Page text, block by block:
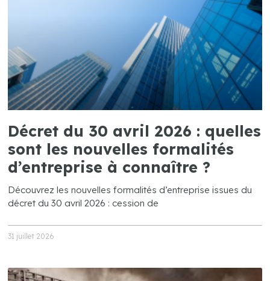
Décret du 30 avril 2026 : quelles
sont les nouvelles formalités
d’entreprise à connaître ?
Découvrez les nouvelles formalités d’entreprise issues du
décret du 30 avril 2026 : cession de
31 juillet 2026